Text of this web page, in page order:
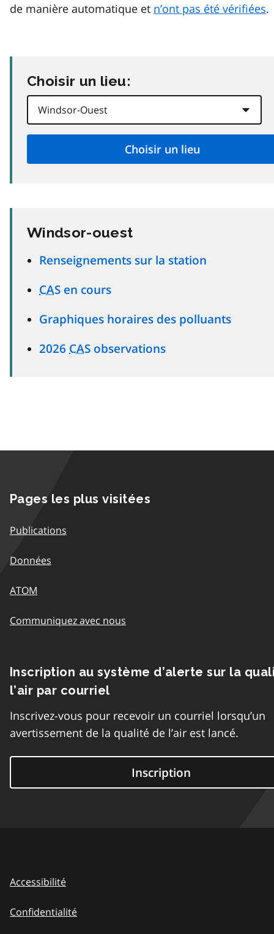
de manière automatique et n’ont pas été vérifiées.
Choisir un lieu:
Windsor-ouest
Renseignements sur la station
CAS en cours
Graphiques horaires des polluants
2026 CAS observations
Pages les plus visitées
Publications
Données
ATOM
Communiquez avec nous
Inscription au système d’alerte sur la
l’air par courriel
Inscrivez-vous pour recevoir un courriel lorsqu’un
avertissement de la qualité de l’air est lancé.
Inscription
Accessibilité
Confidentialité